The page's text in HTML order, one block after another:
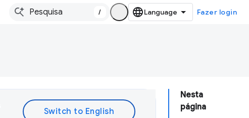
/ Fazer login
Nesta
página